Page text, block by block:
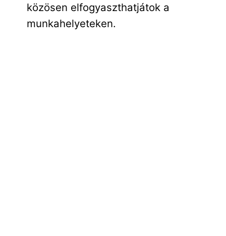
közösen elfogyaszthatjátok a
munkahelyeteken.